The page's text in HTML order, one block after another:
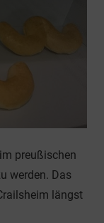
preußischen
werden. Das
längst